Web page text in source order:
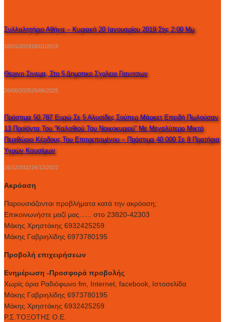
Συλλαλητήριο Αθήνα – Κυριακή 20 Ιανουαρίου 2019 Στις 2:00 Μμ
18/01/201918/01/2019
Θερινο Σινεμα, Στο 5 Δημοτικο Σχολειο Γιανιτσων
26/06/202526/06/2025
Πρόστιμα 50.787 Ευρώ Σε 5 Αλυσίδες Σούπερ Μάρκετ Επειδή Πωλούσαν
13 Προϊόντα Του “καλαθιού Του Νοικοκυριού” Με Μεγαλύτερο Μικτό
Περιθώριο Κέρδους Του Επιτρεπομένου – Πρόστιμα 40.000 Σε 8 Πρατήρια
Υγρών Καυσίμων
16/12/202216/12/2022
Ακρόαση
Παρουσιάζονται προβλήματα κατά την ακρόαση;
Επικοινωνήστε μαζί μας...... στο 23820-42303
Μάκης Χρηστάκης 6932425259
Μάκης Γαβριηλίδης 6973780195
Προβολή επιχειρήσεων
Ενημέρωση -Προσφορά προβολής
Xωρίς όρια Ραδιόφωνο fm, Internet, facebook, Ιστοσελίδα
Μάκης Γαβριηλίδης 6973780195
Μάκης Χρηστάκης 6932425259
Ρ.Σ.ΤΟΞΟΤΗΣ Ο.Ε.